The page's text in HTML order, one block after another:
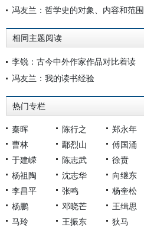
冯友兰：哲学史的对象、内容和范围
相同主题阅读
李锐：古今中外作家作品对比着读
冯友兰：我的读书经验
热门专栏
秦晖 陈行之 郑永年
曹林
鄢烈山 傅国涌
于建嵘
陈志武 徐贲
杨祖陶
沈志华 向继东
李昌平
张鸣 杨奎松
杨鹏
邓晓芒 王缉思
马玲
王振东 狄马